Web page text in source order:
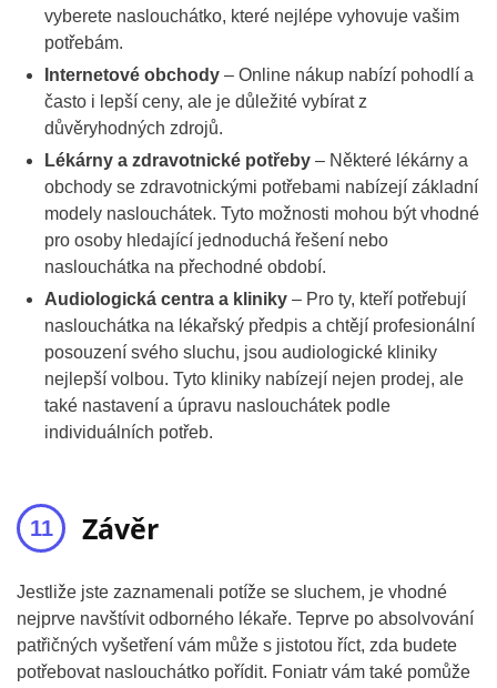
vyberete naslouchátko, které nejlépe vyhovuje vašim
potřebám.
Internetové obchody – Online nákup nabízí pohodlí a
často i lepší ceny, ale je důležité vybírat z
důvěryhodných zdrojů.
Lékárny a zdravotnické potřeby – Některé lékárny a
obchody se zdravotnickými potřebami nabízejí základní
modely naslouchátek. Tyto možnosti mohou být vhodné
pro osoby hledající jednoduchá řešení nebo
naslouchátka na přechodné období.
Audiologická centra a kliniky – Pro ty, kteří potřebují
naslouchátka na lékařský předpis a chtějí profesionální
posouzení svého sluchu, jsou audiologické kliniky
nejlepší volbou. Tyto kliniky nabízejí nejen prodej, ale
také nastavení a úpravu naslouchátek podle
individuálních potřeb.
Závěr
Jestliže jste zaznamenali potíže se sluchem, je vhodné
nejprve navštívit odborného lékaře. Teprve po absolvování
patřičných vyšetření vám může s jistotou říct, zda budete
potřebovat naslouchátko pořídit. Foniatr vám také pomůže